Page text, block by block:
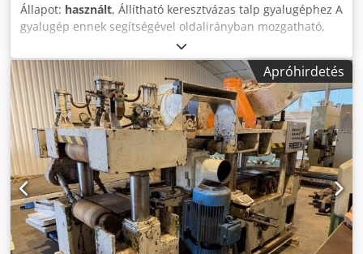
Állapot: használt, Állítható keresztvázas talp gyalugéphez A
gyalugép ennek segítségével oldalirányban mozgatható,
így a gyalukés teljes hosszában kihasználható, és a
nullavonal (vezetővonalzó) megmarad. REX gyalugép
keresztirányú beállítása Cedpsimz Egsfx Ah Tsrf Hossz:
2850 mm / Szélesség: 2600 mm / Magasság: 250 mm +
tartó 215 mm
Apróhirdetés